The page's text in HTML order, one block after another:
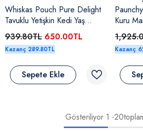
Whiskas Pouch Pure Delight
Tavuklu Yetişkin Kedi Yaş
Maması 28 X 85 Gr
939.80TL 650.00TL
Kazanç 289.80TL
Sepete Ekle
Kuru
Kazanç
Gösteriliyor 1 -20